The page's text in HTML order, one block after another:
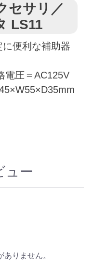
セサリ／
LS11
便利な補助器
電圧＝AC125V
ュー
りません。